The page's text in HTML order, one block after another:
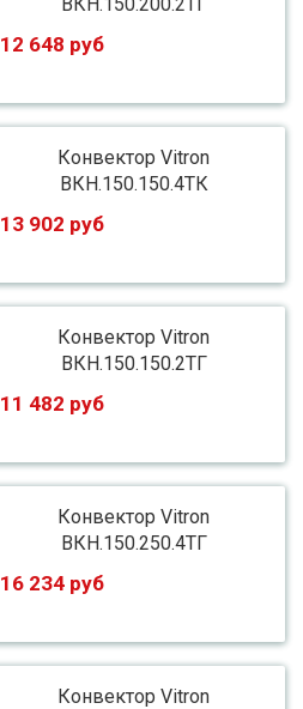
12 648 руб
Конвектор Vitron
ВКН.150.150.4ТК
13 902 руб
Конвектор Vitron
ВКН.150.150.2ТГ
11 482 руб
Конвектор Vitron
ВКН.150.250.4ТГ
16 234 руб
Конвектор Vitron